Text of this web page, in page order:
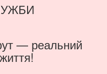
— реальний